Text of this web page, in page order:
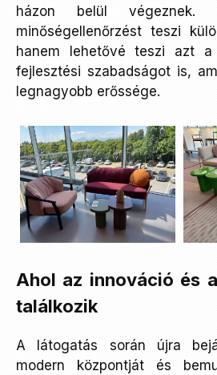
házon belül
minőségellenőrzést teszi
hanem lehetővé teszi azt a
fejlesztési szabadságot is,
legnagyobb erőssége.
Ahol az innováció és
találkozik
A látogatás során újra
modern központját és